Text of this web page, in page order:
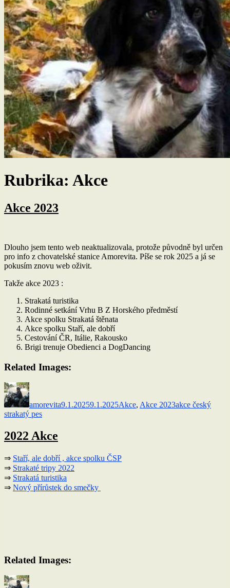
Rubrika: Akce
Akce 2023
Dlouho jsem tento web neaktualizovala, protože původně byl určen
pro info z chovatelské stanice Amorevita. Píše se rok 2025 a já se
pokusím znovu web oživit.
Takže akce 2023 :
Strakatá turistika
Rodinné setkání Vrhu B Z Horského předměstí
Akce spolku Strakatá štěnata
Akce spolku Staří, ale dobří
Cestování ČR, Itálie, Rakousko
Brigi trenuje Obedienci a DogDancing
Related Images:
Autor:
amorevita9.1.20259.1.2025Akce, Akce 2023akce český
strakatý pes
2022 Akce
⇒ Staří, ale dobří , akce spolku ČSP
⇒ Strakaté tripy 2022
⇒ Strakatá turistika
⇒ Nový přírůstek do smečky
Related Images:
Autor: